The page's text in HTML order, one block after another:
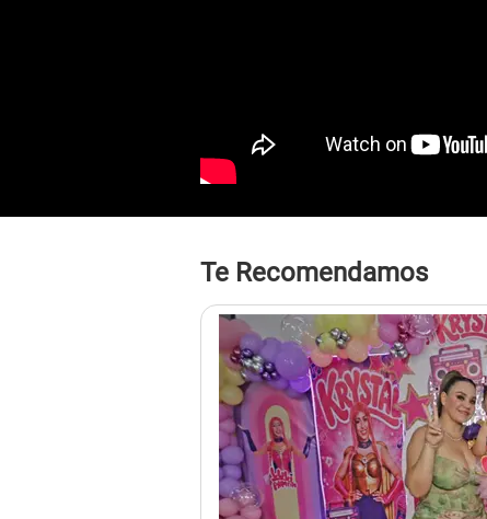
Te Recomendamos